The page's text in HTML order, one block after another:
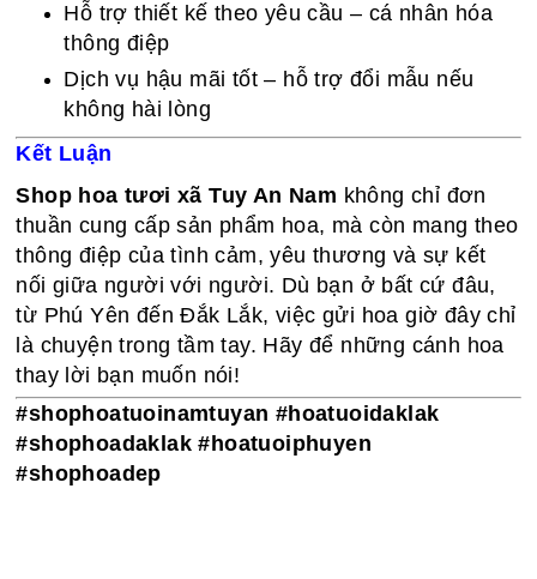
Hỗ trợ thiết kế theo yêu cầu – cá nhân hóa
thông điệp
Dịch vụ hậu mãi tốt – hỗ trợ đổi mẫu nếu
không hài lòng
Kết Luận
Shop hoa tươi xã Tuy An Nam không chỉ đơn
thuần cung cấp sản phẩm hoa, mà còn mang theo
thông điệp của tình cảm, yêu thương và sự kết
nối giữa người với người. Dù bạn ở bất cứ đâu,
từ Phú Yên đến Đắk Lắk, việc gửi hoa giờ đây chỉ
là chuyện trong tầm tay. Hãy để những cánh hoa
thay lời bạn muốn nói!
#shophoatuoinamtuyan #hoatuoidaklak
#shophoadaklak #hoatuoiphuyen
#shophoadep